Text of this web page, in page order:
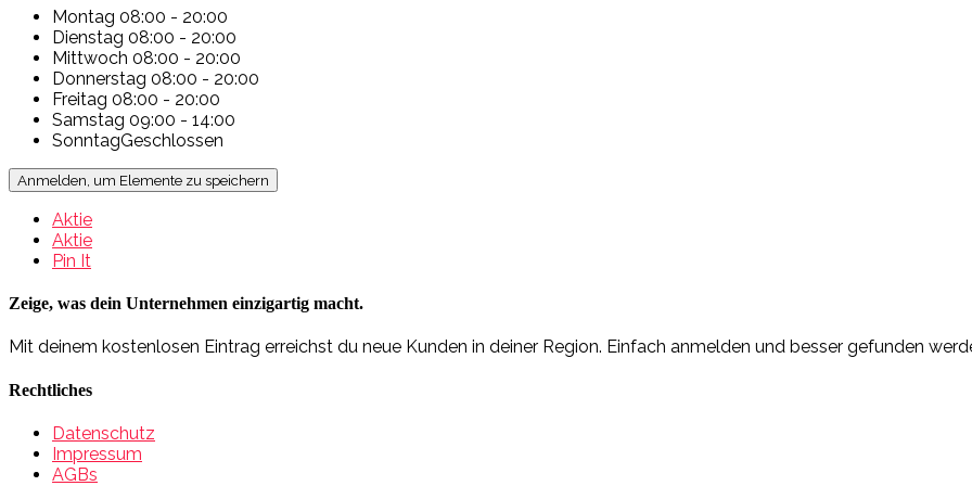
Montag 08:00 - 20:00
Dienstag 08:00 - 20:00
Mittwoch 08:00 - 20:00
Donnerstag 08:00 - 20:00
Freitag 08:00 - 20:00
Samstag 09:00 - 14:00
SonntagGeschlossen
Anmelden, um Elemente zu speichern
Aktie
Aktie
Pin It
Zeige, was dein Unternehmen einzigartig macht.
Mit deinem kostenlosen Eintrag erreichst du neue Kunden in deiner Region. Einfach anmelden und besser gefunden
Rechtliches
Datenschutz
Impressum
AGBs